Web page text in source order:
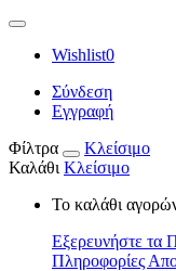
Wishlist0
Σύνδεση
Εγγραφή
Φίλτρα
Κλείσιμο
Καλάθι Κλείσιμο
Το καλάθι
Εξερευνήστε τα
Πληροφορίες